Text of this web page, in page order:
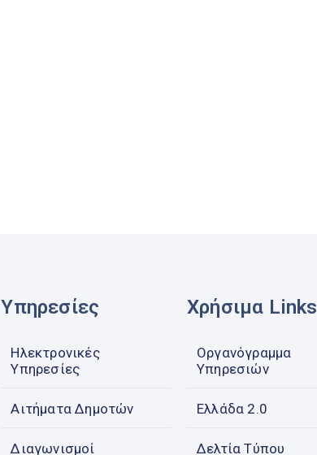
Υπηρεσίες
Ηλεκτρονικές
Υπηρεσίες
Αιτήματα Δημοτών
Διαγωνισμοί
Χρήσιμα Links
Οργανόγραμμα
Υπηρεσιών
Ελλάδα 2.0
Δελτία Τύπου